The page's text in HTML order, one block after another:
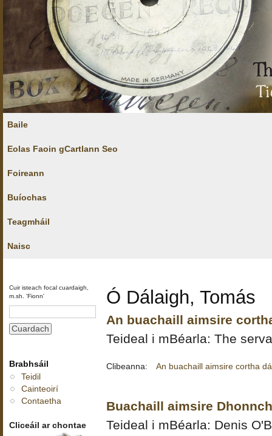
Baile
Eolas Faoin gCartlann Seo
Foireann
Buíochas
Teagmháil
Naisc
Cuir isteach focal cuardaigh,
m.sh. 'Fionn'
Brabhsáil
Teidil
Cainteoirí
Contaetha
Cliceáil ar chontae
Ó Dálaigh, Tomás
An buachaill aimsire
Teideal i mBéarla: The
Clibeanna: An buachaill aimsire cortha
Buachaill aimsire
Teideal i mBéarla: Denis